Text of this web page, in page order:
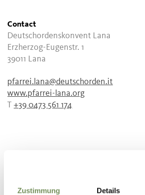
Zustimmung Details
Contact
Deutschordenskonvent Lana
Erzherzog-Eugenstr. 1
39011 Lana
pfarrei.lana@deutschorden.it
www.pfarrei-lana.org
T+39 0473 561 174
DID YOU FIND THIS CONTENT
YES